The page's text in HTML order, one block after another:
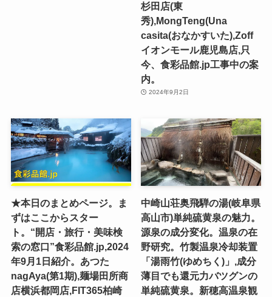
杉田店(東
秀),MongTeng(Una
casita(おなかすいた),Zoff
イオンモール鹿児島店,只
今、食彩品館.jp工事中の案
内。
2024年9月2日
★本日のまとめページ。ま
ずはここからスター
ト。“開店・旅行・美味検
索の窓口”食彩品館.jp,2024
年9月1日紹介。あつた
nagAya(第1期),麺場田所商
店横浜都岡店,FIT365柏崎
中崎山荘奥飛騨の湯(岐阜県
高山市)単純硫黄泉の魅力。
源泉の成分変化。温泉の在
野研究。竹製温泉冷却装置
「湯雨竹(ゆめちく)」,成分
薄目でも還元力バツグンの
単純硫黄泉。新穂高温泉観